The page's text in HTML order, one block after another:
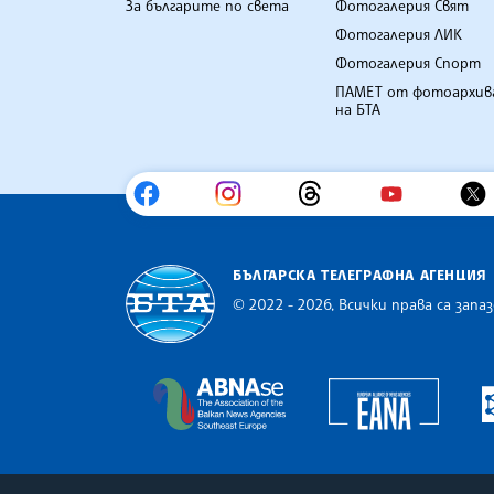
За българите по света
Фотогалерия Свят
Фотогалерия ЛИК
Фотогалерия Спорт
ПАМЕТ от
на БТА
БЪЛГАРСКА ТЕЛЕГРАФНА АГЕНЦИЯ
© 2022 - 2026, Всички права са
The Assocoation of the